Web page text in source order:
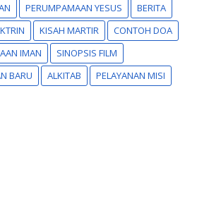
PERUMPAMAAN YESUS
BERITA
KISAH MARTIR
CONTOH DOA
IMAN
SINOPSIS FILM
BARU
ALKITAB
PELAYANAN MISI